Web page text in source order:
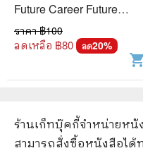
Future Career Future
Education 3 - อ.วิริยะ ฤาชัย
พาณิชย์
ราคา ฿100
ลดเหลือ ฿80 ลด20%
shopping_cart
ร้านเก็ทบุ๊คกี้จำหน่ายหนั
สามารถสั่งซื้อหนังสือได้